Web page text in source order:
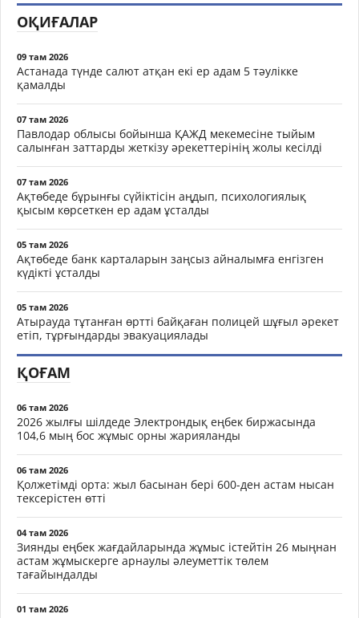
ОҚИҒАЛАР
09 там 2026
Астанада түнде салют атқан екі ер адам 5 тәулікке
қамалды
07 там 2026
Павлодар облысы бойынша ҚАЖД мекемесіне тыйым
салынған заттарды жеткізу әрекеттерінің жолы кесілді
07 там 2026
Ақтөбеде бұрынғы сүйіктісін аңдып, психологиялық
қысым көрсеткен ер адам ұсталды
05 там 2026
Ақтөбеде банк карталарын заңсыз айналымға енгізген
күдікті ұсталды
05 там 2026
Атырауда тұтанған өртті байқаған полицей шұғыл әрекет
етіп, тұрғындарды эвакуациялады
ҚОҒАМ
06 там 2026
2026 жылғы шілдеде Электрондық еңбек биржасында
104,6 мың бос жұмыс орны жарияланды
06 там 2026
Қолжетімді орта: жыл басынан бері 600-ден астам нысан
тексерістен өтті
04 там 2026
Зиянды еңбек жағдайларында жұмыс істейтін 26 мыңнан
астам жұмыскерге арнаулы әлеуметтік төлем
тағайындалды
01 там 2026